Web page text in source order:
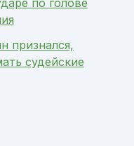
признался,
судейские